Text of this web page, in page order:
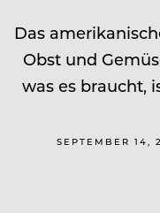
Das
Obst und
was es braucht,
SEPTEMBER 14,